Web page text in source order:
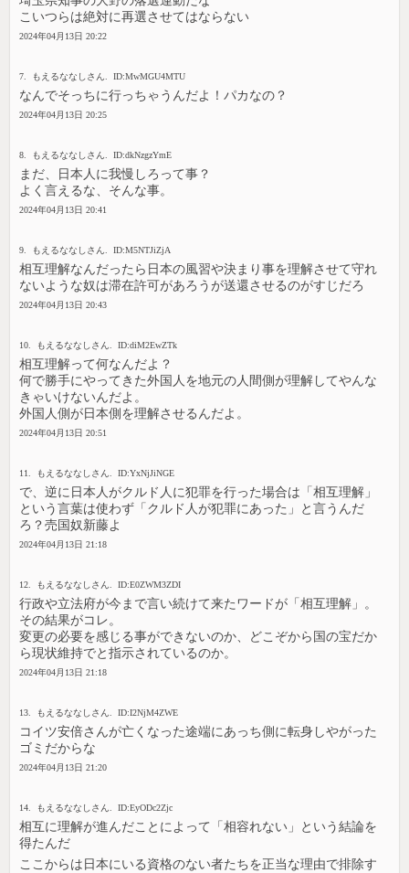
こいつらは絶対に再選させてはならない
2024年04月13日 20:22
7. もえるななしさん. ID:MwMGU4MTU
なんでそっちに行っちゃうんだよ！パカなの？
2024年04月13日 20:25
8. もえるななしさん. ID:dkNzgzYmE
まだ、日本人に我慢しろって事？
よく言えるな、そんな事。
2024年04月13日 20:41
9. もえるななしさん. ID:M5NTJiZjA
相互理解なんだったら日本の風習や決まり事を理解させて守れ
ないような奴は滞在許可があろうが送還させるのがすじだろ
2024年04月13日 20:43
10. もえるななしさん. ID:diM2EwZTk
相互理解って何なんだよ？
何で勝手にやってきた外国人を地元の人間側が理解してやんな
きゃいけないんだよ。
外国人側が日本側を理解させるんだよ。
2024年04月13日 20:51
11. もえるななしさん. ID:YxNjJiNGE
で、逆に日本人がクルド人に犯罪を行った場合は「相互理解」
という言葉は使わず「クルド人が犯罪にあった」と言うんだ
ろ？売国奴新藤よ
2024年04月13日 21:18
12. もえるななしさん. ID:E0ZWM3ZDI
行政や立法府が今まで言い続けて来たワードが「相互理解」。
その結果がコレ。
変更の必要を感じる事ができないのか、どこぞから国の宝だか
ら現状維持でと指示されているのか。
2024年04月13日 21:18
13. もえるななしさん. ID:I2NjM4ZWE
コイツ安倍さんが亡くなった途端にあっち側に転身しやがった
ゴミだからな
2024年04月13日 21:20
14. もえるななしさん. ID:EyODc2Zjc
相互に理解が進んだことによって「相容れない」という結論を
得たんだ
ここからは日本にいる資格のない者たちを正当な理由で排除す